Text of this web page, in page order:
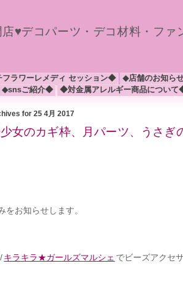
♥デコパーツ・デコ材料・フ
フラワーレメディ セッション◆ ◆店舗のお知ら
◆snsご紹介◆ ◆対金属アレルギー商品につい
for 25 4月 2017
女のカギ枠、月パーツ、うさぎ
をお知らせします。
キラキラ★ガールズマルシェ でビーズアクセ